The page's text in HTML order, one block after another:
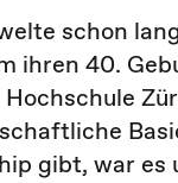
schon
ihren 40.
gibt, war es